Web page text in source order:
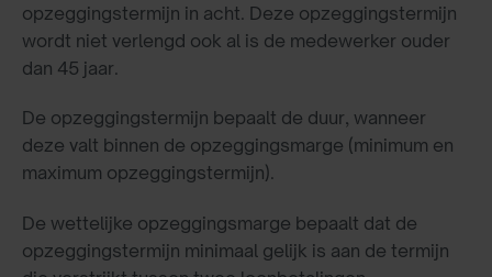
opzeggingstermijn in acht. Deze opzeggingstermijn
wordt niet verlengd ook al is de medewerker ouder
dan 45 jaar.
De opzeggingstermijn bepaalt de duur, wanneer
deze valt binnen de opzeggingsmarge (minimum en
maximum opzeggingstermijn).
De wettelijke opzeggingsmarge bepaalt dat de
opzeggingstermijn minimaal gelijk is aan de termijn